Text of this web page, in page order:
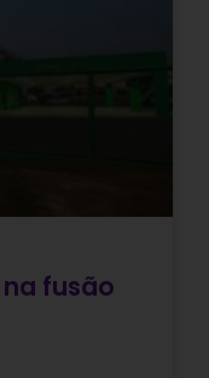
fusão